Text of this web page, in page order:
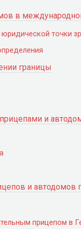
в
точки
границы
и
и автодомов
прицепом в